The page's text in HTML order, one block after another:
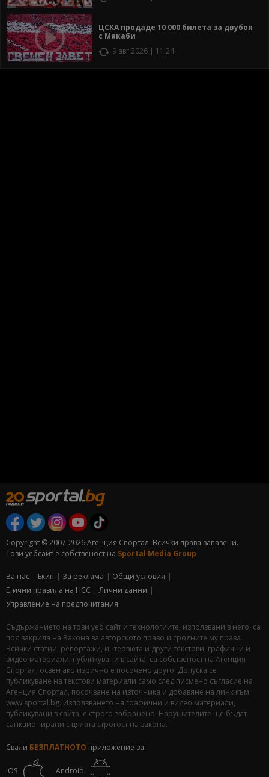
ЦСКА продаде 10 000 билета за двубоя
с Макаби
9 авг 2026 | 11:24
Copyright © 2007-2026 Агенция Спортал. Всички права запазени.
Този уебсайт е собственост на Sportal Media Group
За нас Екип За рекламa
Общи условия
Етични правила на НСС
Лични данни
Управление на предпочитания
Съдържанието на този уеб сайт и технологиите, използвани в него, са
под закрила на Закона за авторското право и сродните му права.
Всички статии, репортажи, интервюта и други текстови, графични и
видео материали, публикувани в сайта, са собственост на Агенция
Спортал, освен ако изрично е посочено друго. Допуска се
публикуване на текстови материали само след писмено съгласие на
Агенция Спортал, посочване на източника и добавяне на линк към
www.sportal.bg. Използването на графични и видео материали,
публикувани в сайта, е строго забранено. Нарушителите ще бъдат
санкционирани с цялата строгост на закона.
Свали БЕЗПЛАТНОТО приложение за:
iOS Android